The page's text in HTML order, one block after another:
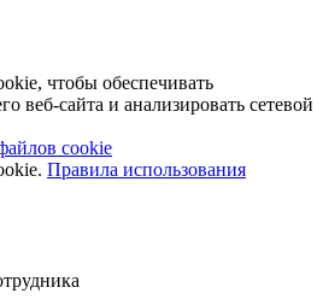
чтобы обеспечивать
веб-сайта и анализировать сетевой
cookie
Правила использования